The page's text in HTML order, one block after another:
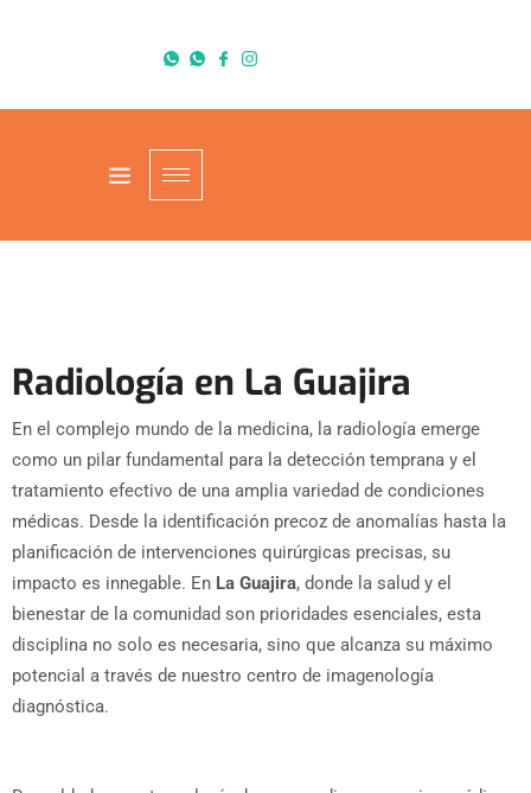
Radiología en La Guajira
En el complejo mundo de la medicina, la radiología emerge
como un pilar fundamental para la detección temprana y el
tratamiento efectivo de una amplia variedad de condiciones
médicas. Desde la identificación precoz de anomalías hasta la
planificación de intervenciones quirúrgicas precisas, su
impacto es innegable. En La Guajira, donde la salud y el
bienestar de la comunidad son prioridades esenciales, esta
disciplina no solo es necesaria, sino que alcanza su máximo
potencial a través de nuestro centro de imagenología
diagnóstica.